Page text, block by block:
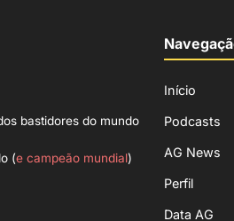
bastidores do mundo
(e campeão mundial)
Início
Podcasts
AG News
Perfil
Data AG